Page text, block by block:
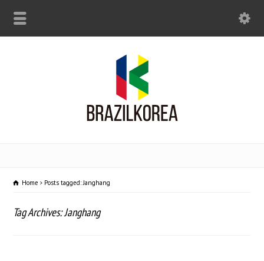
Home Posts tagged: Janghang
Tag Archives: Janghang